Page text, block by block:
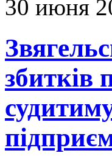
30 июня
збитків